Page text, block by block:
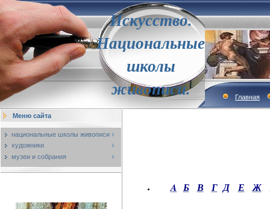
Искусство.
Национальные
школы
живописи.
Главная
Меню сайта
национальные школы живописи
художники
музеи и собрания
A Б В Г Д Е Ж